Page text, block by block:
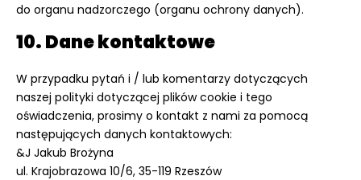
do organu nadzorczego (organu ochrony danych).
10. Dane kontaktowe
W przypadku pytań i / lub komentarzy dotyczących
naszej polityki dotyczącej plików cookie i tego
oświadczenia, prosimy o kontakt z nami za pomocą
następujących danych kontaktowych:
&J Jakub Brożyna
ul. Krajobrazowa 10/6, 35-119 Rzeszów